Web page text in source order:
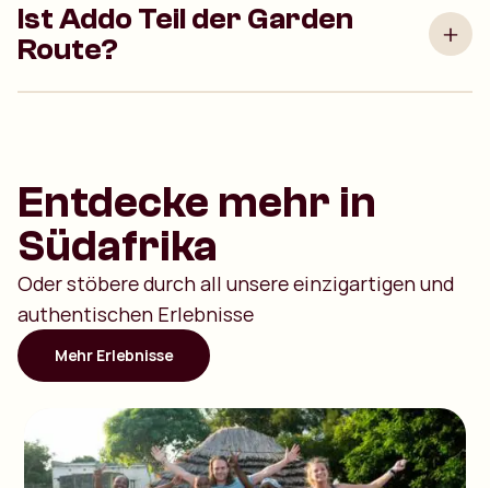
Ist Addo Teil der Garden
Route?
Entdecke mehr in
Südafrika
Oder stöbere durch all unsere einzigartigen und
authentischen Erlebnisse
Mehr Erlebnisse